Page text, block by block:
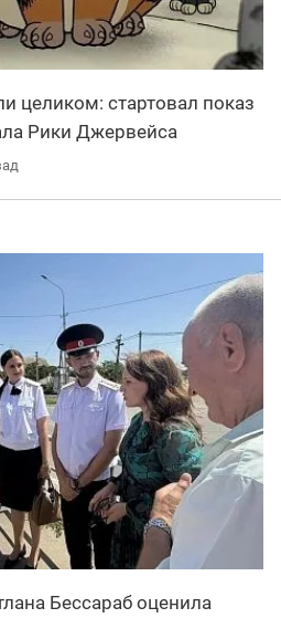
целиком: стартовал показ
Рики Джервейса
Бессараб оценила